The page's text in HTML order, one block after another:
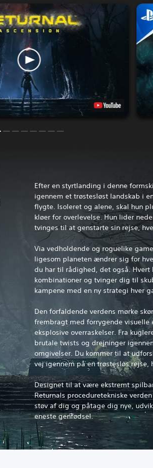
Efter en styrtlanding i denne
igennem et trøstesløst landskab i
flygte. Isoleret og alene, skal hun
kløer for overlevelse. Hun lider
tvinges til at genstarte sin rejse,
Via vedholdende og roguelike
ligesom planeten ændrer sig for
du har til rådighed, det også. Hvert
kombinationer og tvinger dig til
kampene med en ny strategi hver
Den forfaldende verdens mørke
frembragt med forrygende visuelle
eksplosive overraskelser. Fra
brutale twists og drejninger
omgivelser. Du kommer til at
vej igennem på en trøstesløs
Designet til at være ekstremt
Returnals proceduretekniske
støv af dig og påtage dig nye,
eneste genfødsel.